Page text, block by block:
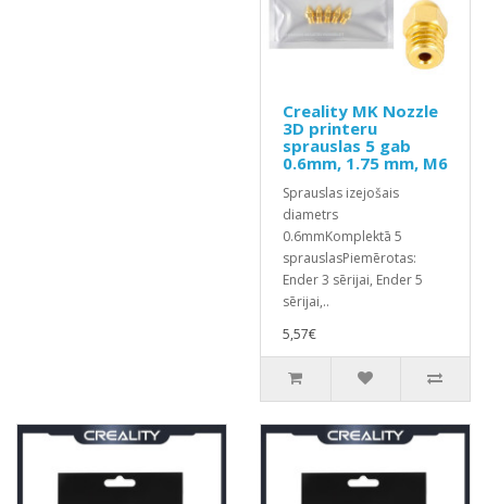
Creality MK Nozzle
3D printeru
sprauslas 5 gab
0.6mm, 1.75 mm, M6
Sprauslas izejošais
diametrs
0.6mmKomplektā 5
sprauslasPiemērotas:
Ender 3 sērijai, Ender 5
sērijai,..
5,57€